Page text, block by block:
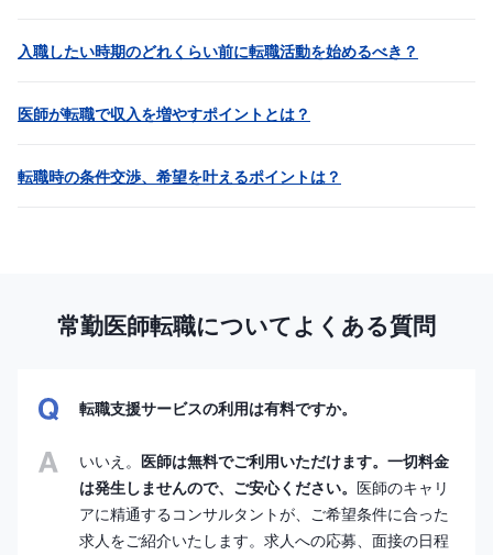
入職したい時期のどれくらい前に転職活動を始めるべき？
医師が転職で収入を増やすポイントとは？
転職時の条件交渉、希望を叶えるポイントは？
常勤医師転職についてよくある質問
転職支援サービスの利用は有料ですか。
いいえ。 医師は無料でご利用いただけます。一切料金
は発生しませんので、ご安心ください。 医師のキャリ
アに精通するコンサルタントが、ご希望条件に合った
求人をご紹介いたします。求人への応募、面接の日程